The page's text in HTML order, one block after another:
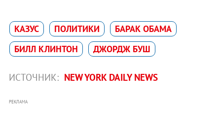
КАЗУС ПОЛИТИКИ
БАРАК ОБАМА
БИЛЛ КЛИНТОН
ДЖОРДЖ БУШ
ИСТОЧНИК: NEW YORK DAILY NEWS
РЕКЛАМА